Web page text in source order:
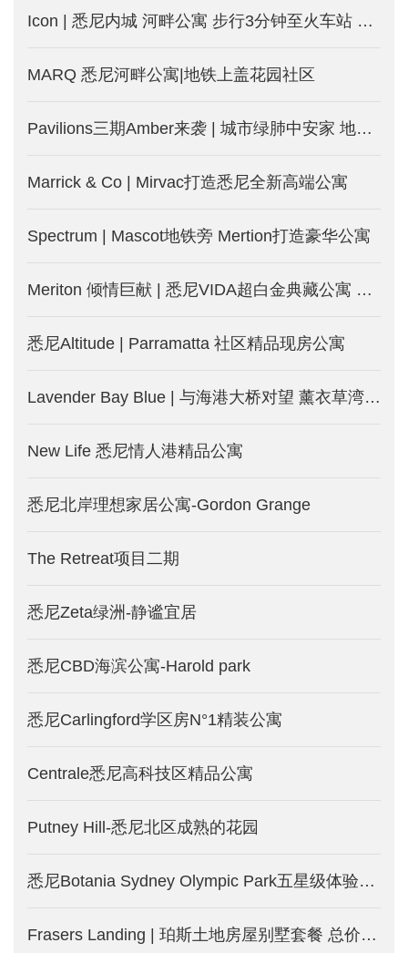
Icon | 悉尼内城 河畔公寓 步行3分钟至火车站 旺租投资房
MARQ 悉尼河畔公寓|地铁上盖花园社区
Pavilions三期Amber来袭 | 城市绿肺中安家 地铁近在咫尺
Marrick & Co | Mirvac打造悉尼全新高端公寓
Spectrum | Mascot地铁旁 Mertion打造豪华公寓
Meriton 倾情巨献 | 悉尼VIDA超白金典藏公寓 打开生活新模式
悉尼Altitude | Parramatta 社区精品现房公寓
Lavender Bay Blue | 与海港大桥对望 薰衣草湾的“蓝”漫豪宅
New Life 悉尼情人港精品公寓
悉尼北岸理想家居公寓-Gordon Grange
The Retreat项目二期
悉尼Zeta绿洲-静谧宜居
悉尼CBD海滨公寓-Harold park
悉尼Carlingford学区房N°1精装公寓
Centrale悉尼高科技区精品公寓
Putney Hill-悉尼北区成熟的花园
悉尼Botania Sydney Olympic Park五星级体验式公寓
Frasers Landing | 珀斯土地房屋别墅套餐 总价27.7万澳币起